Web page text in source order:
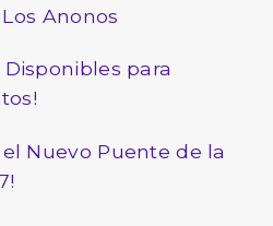
Anonos
Disponibles para
Nuevo Puente de la